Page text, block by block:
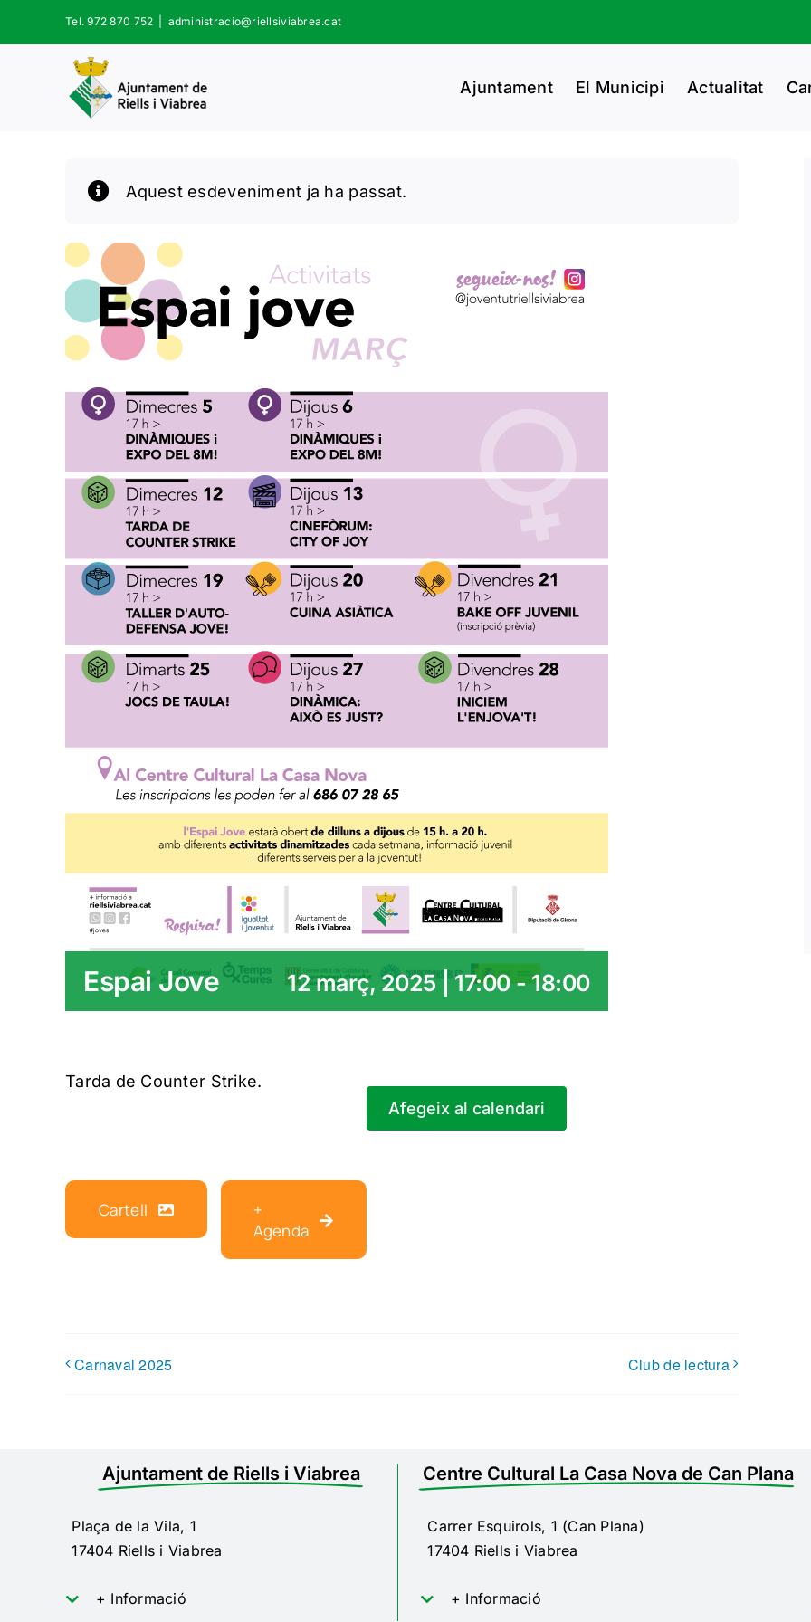
Tel. 972 870 752 administracio@riellsiviabrea.cat
Ajuntament El Municipi Actualitat
Aquest esdeveniment ja ha passat.
Espai Jove 12 març, 2025 | 17:00-18:00
Tarda de Counter Strike.
Cartell
+
Agenda
Afegeix al calendari
Carnaval 2025 Club de lectura
Ajuntament de Riells i Viabrea
Plaça de la Vila, 1
17404 Riells i Viabrea
+ Informació
Centre Cultural La Casa Nova de Can Plana
Carrer Esquirols, 1 (Can Plana)
17404 Riells i Viabrea
+ Informació